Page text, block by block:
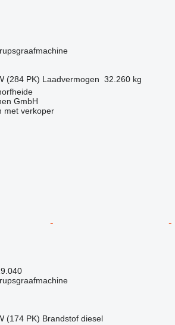
(284 PK) Laadvermogen 32.260 kg
GmbH
met verkoper
(174 PK) Brandstof diesel